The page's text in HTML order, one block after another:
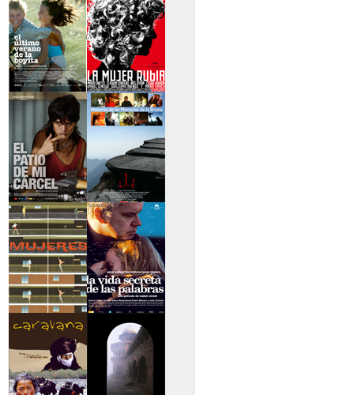
>El último verano de
la boyita
>La mujer rubia
>El patio de mi
cárcel
>Historias de las
montañas
>Serie mujeres
>La vida secreta de
las palabras